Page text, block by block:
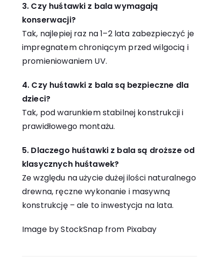
3. Czy huśtawki z bala wymagają
konserwacji?
Tak, najlepiej raz na 1–2 lata zabezpieczyć je
impregnatem chroniącym przed wilgocią i
promieniowaniem UV.
4. Czy huśtawki z bala są bezpieczne dla
dzieci?
Tak, pod warunkiem stabilnej konstrukcji i
prawidłowego montażu.
5. Dlaczego huśtawki z bala są droższe od
klasycznych huśtawek?
Ze względu na użycie dużej ilości naturalnego
drewna, ręczne wykonanie i masywną
konstrukcję – ale to inwestycja na lata.
Image by StockSnap from Pixabay